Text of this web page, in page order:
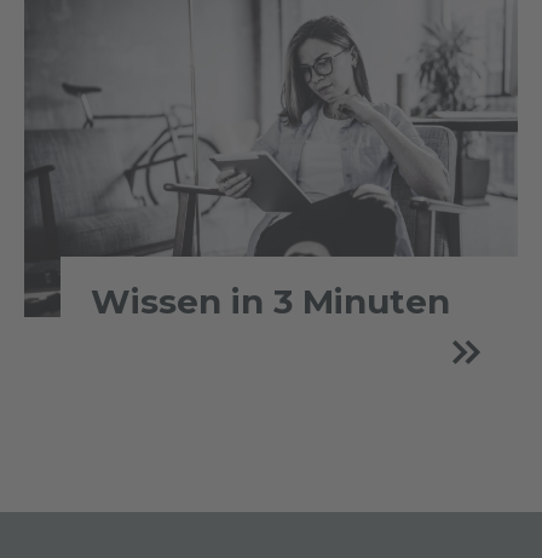
Wissen in 3 Minuten